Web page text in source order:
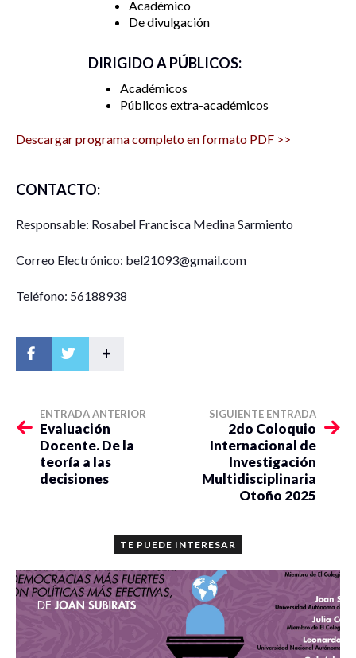
Académico
De divulgación
DIRIGIDO A PÚBLICOS:
Académicos
Públicos extra-académicos
Descargar programa completo en formato PDF >>
CONTACTO:
Responsable: Rosabel Francisca Medina Sarmiento
Correo Electrónico: bel21093@gmail.com
Teléfono: 56188938
+
ENTRADA ANTERIOR
Evaluación
Docente. De la
teoría a las
decisiones
SIGUIENTE ENTRADA
2do Coloquio
Internacional de
Investigación
Multidisciplinaria
Otoño 2025
TE PUEDE INTERESAR